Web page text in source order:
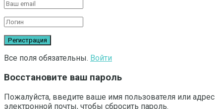
Все поля обязательны. Войти
Восстановите ваш пароль
Пожалуйста, введите ваше имя пользователя или адрес
электронной почты, чтобы сбросить пароль.